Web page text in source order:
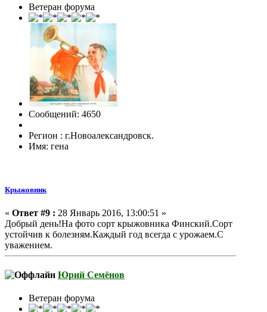
Ветеран форума
Сообщений: 4650
Регион : г.Новоалександровск.
Имя: гена
Крыжовник
« Ответ #9 : 28 Январь 2016, 13:00:51 »
Добрый день!На фото сорт крыжовника Финский.Сорт
устойчив к болезням.Каждый год всегда с урожаем.С
уважением.
Юрий Семёнов
Ветеран форума